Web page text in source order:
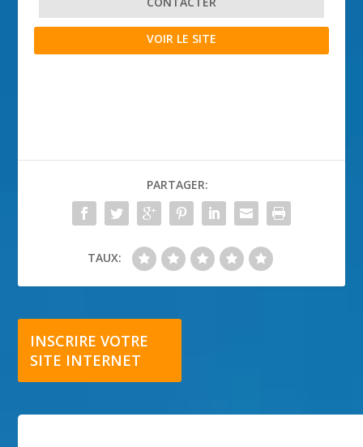
VOIR LE SITE
PARTAGER:
TAUX:
INSCRIRE VOTRE
SITE INTERNET